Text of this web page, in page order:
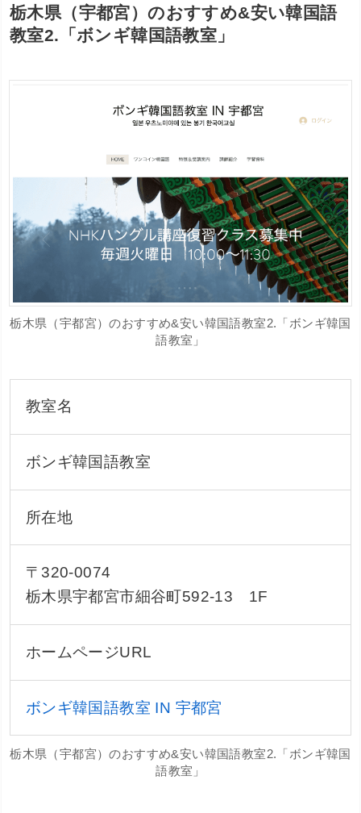
栃木県（宇都宮）のおすすめ&安い韓国語
教室2.「ボンギ韓国語教室」
栃木県（宇都宮）のおすすめ&安い韓国語教室2.「ボンギ韓国
語教室」
教室名
ボンギ韓国語教室
所在地
〒320-0074
栃木県宇都宮市細谷町592-13 1F
ホームページURL
ボンギ韓国語教室 IN 宇都宮
栃木県（宇都宮）のおすすめ&安い韓国語教室2.「ボンギ韓国
語教室」